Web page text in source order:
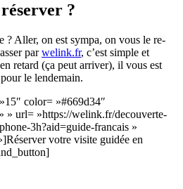
?
? Aller, on est sympa, on vous le re-
parwelink.fr, c’est simple et
retard (ça peut arriver), il vous est
le lendemain.
color= »#669d34″
url= »https://welink.fr/decouverte-
3h?aid=guide-francais »
votre visite guidée en